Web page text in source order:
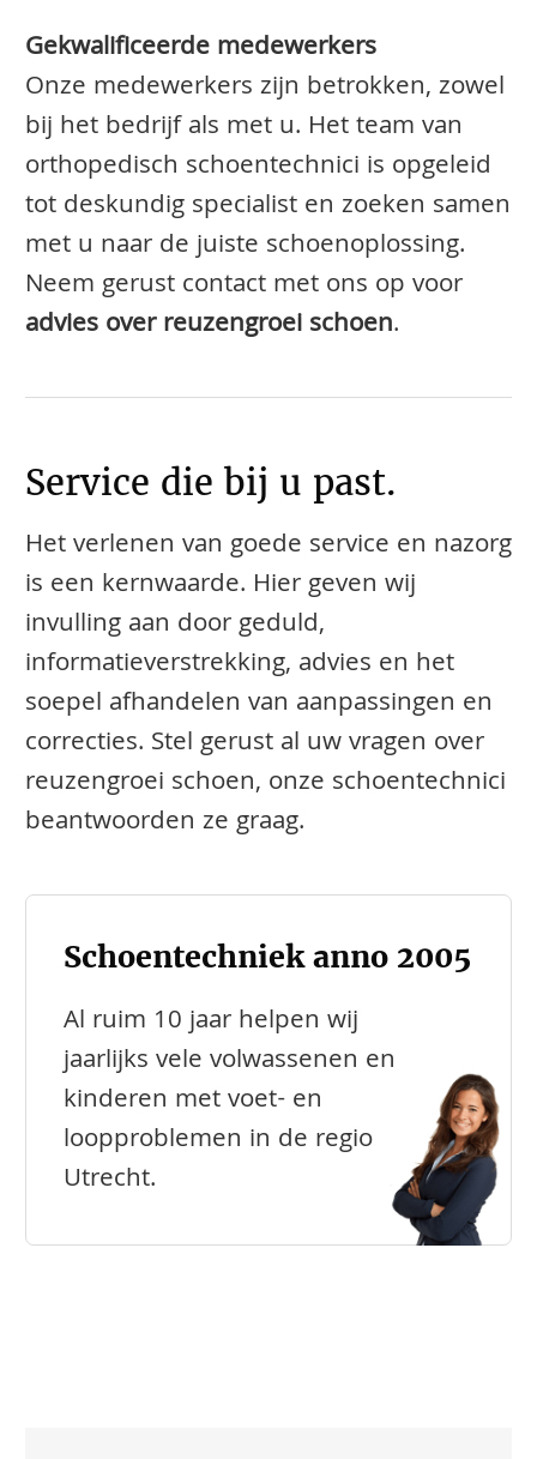
Gekwalificeerde medewerkers
Onze medewerkers zijn betrokken, zowel
bij het bedrijf als met u. Het team van
orthopedisch schoentechnici is opgeleid
tot deskundig specialist en zoeken samen
met u naar de juiste schoenoplossing.
Neem gerust contact met ons op voor
advies over reuzengroei schoen.
Service die bij u past.
Het verlenen van goede service en nazorg
is een kernwaarde. Hier geven wij
invulling aan door geduld,
informatieverstrekking, advies en het
soepel afhandelen van aanpassingen en
correcties. Stel gerust al uw vragen over
reuzengroei schoen, onze schoentechnici
beantwoorden ze graag.
Schoentechniek anno 2005
Al ruim 10 jaar helpen wij
jaarlijks vele volwassenen en
kinderen met voet- en
loopproblemen in de regio
Utrecht.